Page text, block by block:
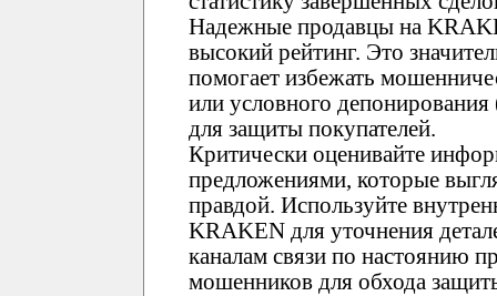
Надежные продавцы на
высокий рейтинг. Это
помогает избежать
или условного
для защиты покупателей.
Критически оценивайте
предложениями, которые
правдой. Используйте
KRAKEN для уточнения
каналам связи по настоянию
мошенников для обхода